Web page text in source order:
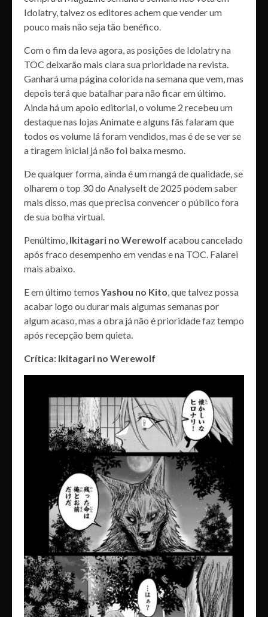
Idolatry, talvez os editores achem que vender um
pouco mais não seja tão benéfico.
Com o fim da leva agora, as posições de Idolatry na
TOC deixarão mais clara sua prioridade na revista.
Ganhará uma página colorida na semana que vem, mas
depois terá que batalhar para não ficar em último.
Ainda há um apoio editorial, o volume 2 recebeu um
destaque nas lojas Animate e alguns fãs falaram que
todos os volume lá foram vendidos, mas é de se ver se
a tiragem inicial já não foi baixa mesmo.
De qualquer forma, ainda é um mangá de qualidade, se
olharem o top 30 do AnalyseIt de 2025 podem saber
mais disso, mas que precisa convencer o público fora
de sua bolha virtual.
Penúltimo, Ikitagari no Werewolf acabou cancelado
após fraco desempenho em vendas e na TOC. Falarei
mais abaixo.
E em último temos Yashou no Kito , que talvez possa
acabar logo ou durar mais algumas semanas por
algum acaso, mas a obra já não é prioridade faz tempo
após recepção bem quieta.
Crítica: Ikitagari no Werewolf